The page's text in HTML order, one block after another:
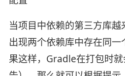
当项目中依赖的第三方库
出现两个依赖库中存在同
果这样，Gradle在打包时